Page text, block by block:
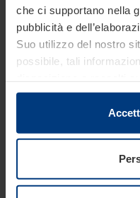
che ci supportano nella
pubblicità e
Suo utilizzo del nostro
possibile, tali
con il Suo impiego dei
Le disposizioni di legge
sul Suo dispositivo in
sito. Per tutti gli altri tipi
consenso. Lei ha
Crash test